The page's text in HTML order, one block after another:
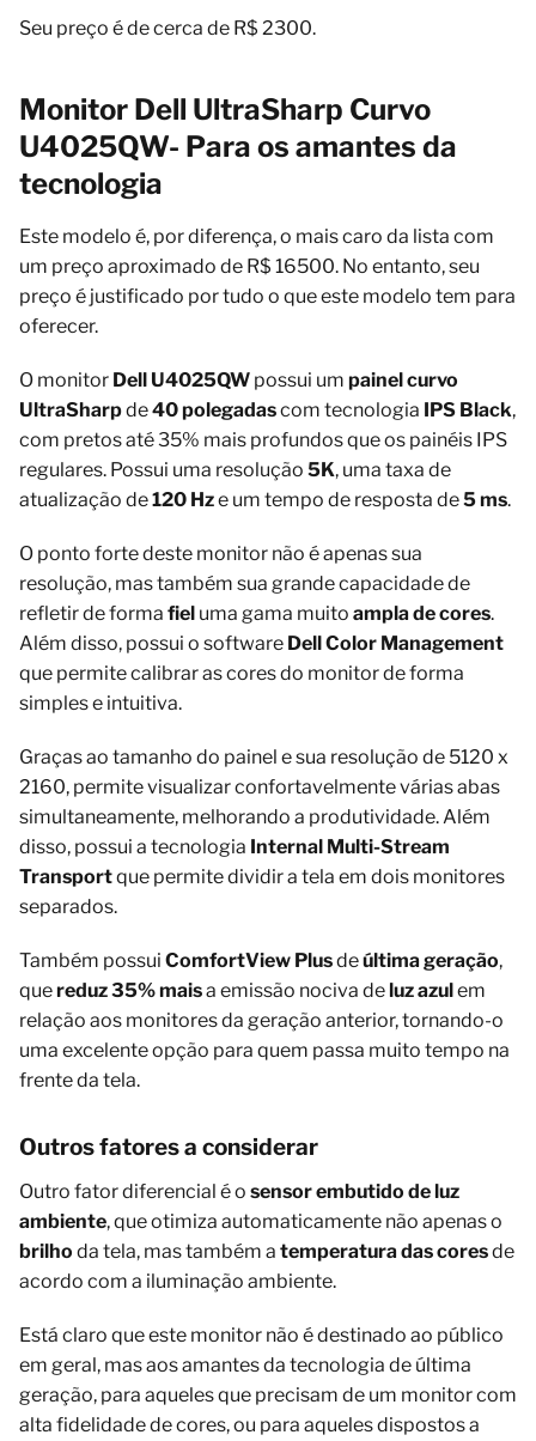
Seu preço é de cerca de R$ 2300.
Monitor Dell UltraSharp Curvo
U4025QW- Para os amantes da
tecnologia
Este modelo é, por diferença, o mais caro da lista com
um preço aproximado de R$ 16500. No entanto, seu
preço é justificado por tudo o que este modelo tem para
oferecer.
O monitor Dell U4025QW possui um painel curvo
UltraSharpde40 polegadascom tecnologia IPS Black,
com pretos até 35% mais profundos que os painéis IPS
regulares. Possui uma resolução 5K, uma taxa de
atualização de120 Hze um tempo de resposta de5 ms.
O ponto forte deste monitor não é apenas sua
resolução, mas também sua grande capacidade de
refletir de forma fiel uma gama muito ampla de cores.
Além disso, possui o software Dell Color Management
que permite calibrar as cores do monitor de forma
simples e intuitiva.
Graças ao tamanho do painel e sua resolução de 5120 x
2160, permite visualizar confortavelmente várias abas
simultaneamente, melhorando a produtividade. Além
disso, possui a tecnologia Internal Multi-Stream
Transportque permite dividir a tela em dois monitores
separados.
Também possui ComfortView Plusdeúltima geração,
quereduz35% maisa emissão nociva deluz azulem
relação aos monitores da geração anterior, tornando-o
uma excelente opção para quem passa muito tempo na
frente da tela.
Outros fatores a considerar
Outro fator diferencial é o sensor embutido de luz
ambiente, que otimiza automaticamente não apenas o
brilho da tela, mas também a temperatura das coresde
acordo com a iluminação ambiente.
Está claro que este monitor não é destinado ao público
em geral, mas aos amantes da tecnologia de última
geração, para aqueles que precisam de um monitor com
alta fidelidade de cores, ou para aqueles dispostos a